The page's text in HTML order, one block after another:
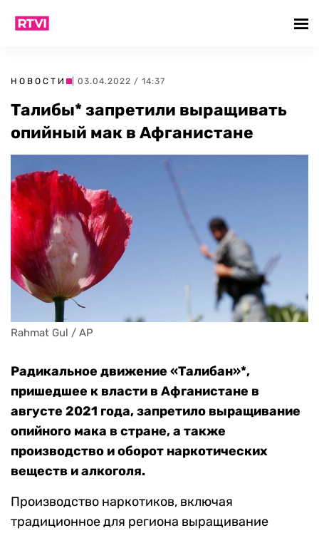
НОВОСТИ | 03.04.2022 / 14:37
Талибы* запретили выращивать
опийный мак в Афганистане
Rahmat Gul / AP
Радикальное движение «Талибан»*,
пришедшее к власти в Афганистане в
августе 2021 года, запретило выращивание
опийного мака в стране, а также
производство и оборот наркотических
веществ и алкоголя.
Производство наркотиков, включая
традиционное для региона выращивание